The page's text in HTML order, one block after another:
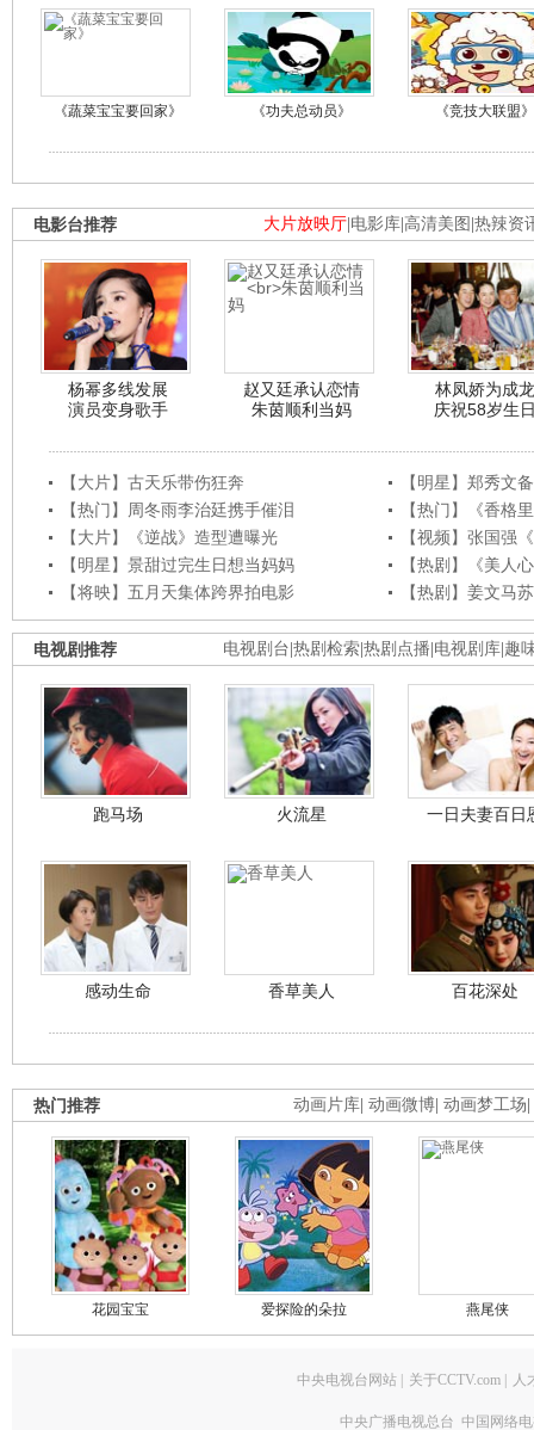
《蔬菜宝宝要回家》 《功夫总动员》 《竞技大联盟》
大片放映厅 电影库 高清美图 热辣资
电影台推荐
杨幂多线发展
演员变身歌手
赵又廷承认恋情
朱茵顺利当妈
林凤娇为成龙
庆祝58岁生
【大片】古天乐带伤狂奔
【明星】郑秀文
【热门】周冬雨李治廷携手催泪
【热门】《香格
【大片】《逆战》造型遭曝光
【视频】张国强
【明星】景甜过完生日想当妈妈
【热剧】《美人
【将映】五月天集体跨界拍电影
【热剧】姜文马
电视剧台 热剧检索 热剧点播 电视剧库 趣
电视剧推荐
跑马场 火流星 一日夫妻百日
感动生命 香草美人 百花深处
动画片库 动画微博 动画梦工场
热门推荐
花园宝宝 爱探险的朵拉 燕尾侠
中央电视台网站 关于CCTV.com 人
中央广播电视总台 中国网络